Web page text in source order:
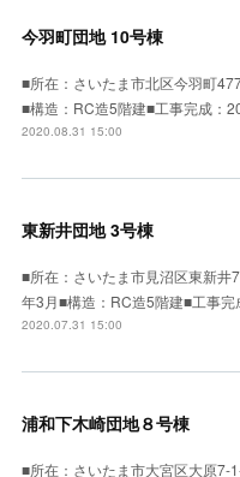
今羽町団地 10号棟
■所在：さいたま市北区今羽町
■構造：RC造5階建■工事完成：
2020.08.31 15:00
東新井団地 3号棟
■所在：さいたま市見沼区東新井
年3月■構造：RC造5階建■工事
2020.07.31 15:00
浦和下木崎団地８号棟
■所在：さいたま市大宮区大原7-